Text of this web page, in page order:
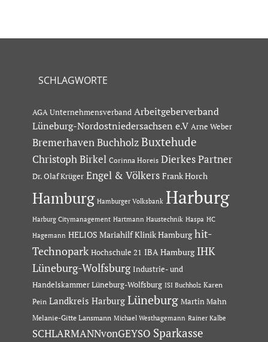
SCHLAGWORTE
AGA Unternehmensverband Arbeitgeberverband
Lüneburg-Nordostniedersachsen e.V Arne Weber
Bremerhaven Buchholz Buxtehude
Christoph Birkel Corinna Horeis Dierkes Partner
Dr. Olaf Krüger Engel & Völkers Frank Horch
Hamburg Hamburger Volksbank Harburg
Harburg Citymanagement Hartmann Haustechnik Haspa HC
Hagemann HELIOS Mariahilf Klinik Hamburg hit-
Technopark Hochschule 21 IBA Hamburg IHK
Lüneburg-Wolfsburg Industrie- und
Handelskammer Lüneburg-Wolfsburg ISI Buchholz Karen
Pein Landkreis Harburg Lüneburg Martin Mahn
Melanie-Gitte Lansmann Michael Westhagemann Rainer Kalbe
SCHLARMANNvonGEYSO Sparkasse